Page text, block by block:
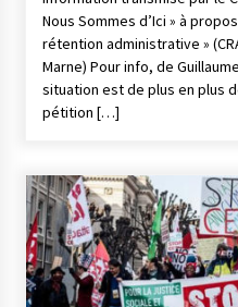
Nous Sommes d’Ici » à
rétention administrative »
Marne) Pour info, de
situation est de plus en plus
pétition […]